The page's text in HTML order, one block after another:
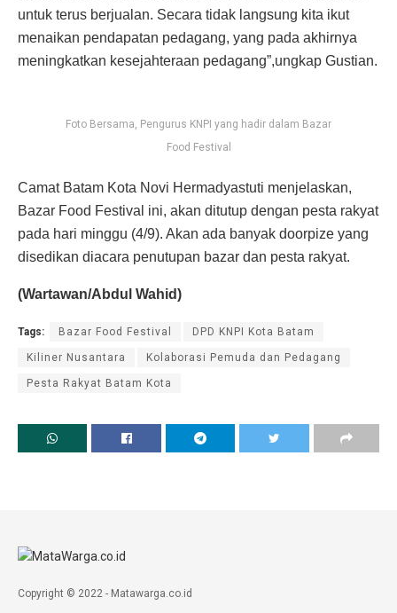
untuk terus berjualan. Secara tidak langsung kita ikut
menaikan pendapatan pedagang, yang pada akhirnya
meningkatkan kesejahteraan pedagang”,ungkap Gustian.
Foto Bersama, Pengurus KNPI yang hadir dalam Bazar
Food Festival
Camat Batam Kota Novi Hermadyastuti menjelaskan,
Bazar Food Festival ini, akan ditutup dengan pesta rakyat
pada hari minggu (4/9). Akan ada banyak doorpize yang
disedikan diacara penutupan bazar dan pesta rakyat.
(Wartawan/Abdul Wahid)
Tags: Bazar Food Festival DPD KNPI Kota Batam
Kiliner Nusantara Kolaborasi Pemuda dan Pedagang
Pesta Rakyat Batam Kota
Copyright © 2022 - Matawarga.co.id